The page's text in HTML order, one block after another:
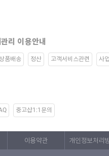
리 이용안내
상품배송 정산 고객서비스관련 사
중고샵1:1문의
이용약관 개인정보처리